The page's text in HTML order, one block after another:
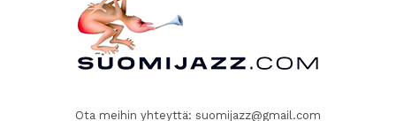
Ota meihin yhteyttä: suomijazz@gmail.com